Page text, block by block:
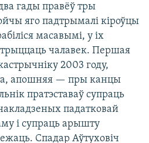
гады правёў тры
яго падтрымалі кіроўцы
масавымі, у іх
трыццаць чалавек. Першая
2003 году,
апошняя — пры канцы
пратэставаў супраць
падатковай
і супраць арышту
Спадар Аўтуховіч